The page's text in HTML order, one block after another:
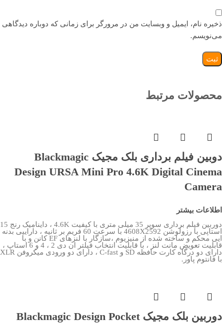
ذخیره نام، ایمیل و وبسایت من در مرورگر برای زمانی که دوباره دیدگاهی
می‌نویسم.
محصولات مرتبط
دوبین فیلم برداری بلک مجیک Blackmagic
Design URSA Mini Pro 4.6K Digital Cinema
Camera
اطلاعات بیشتر
دوربین فیلم برداری سوپر 35 میلی متری با کیفیت 4.6K ، داینامیک رنج 15
استاپی با رزولوشن 4608X2592 با سرعت 60 فریم بر ثانیه ، داراییی بدنه
ایی محکم و ساخته شده از منیزیوم ،سازگار با لنزهای EF کانن و با
قابلیت تعویض مانت لنز ، با قابلیت انتخاب فیلتر ان دی 2 ، 4 و 6 استاپ ،
دارای دو درگاه کارت حافظه SD و C-fast ، دارای دو ورودی میکروفن XLR
با فانتوم پاور.
دوربین بلک مجیک Blackmagic Design Pocket